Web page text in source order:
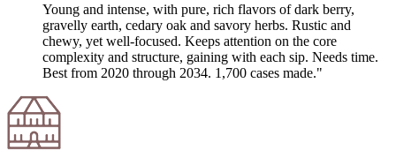
Young and intense, with pure, rich flavors of dark berry,
gravelly earth, cedary oak and savory herbs. Rustic and
chewy, yet well-focused. Keeps attention on the core
complexity and structure, gaining with each sip. Needs time.
Best from 2020 through 2034. 1,700 cases made."